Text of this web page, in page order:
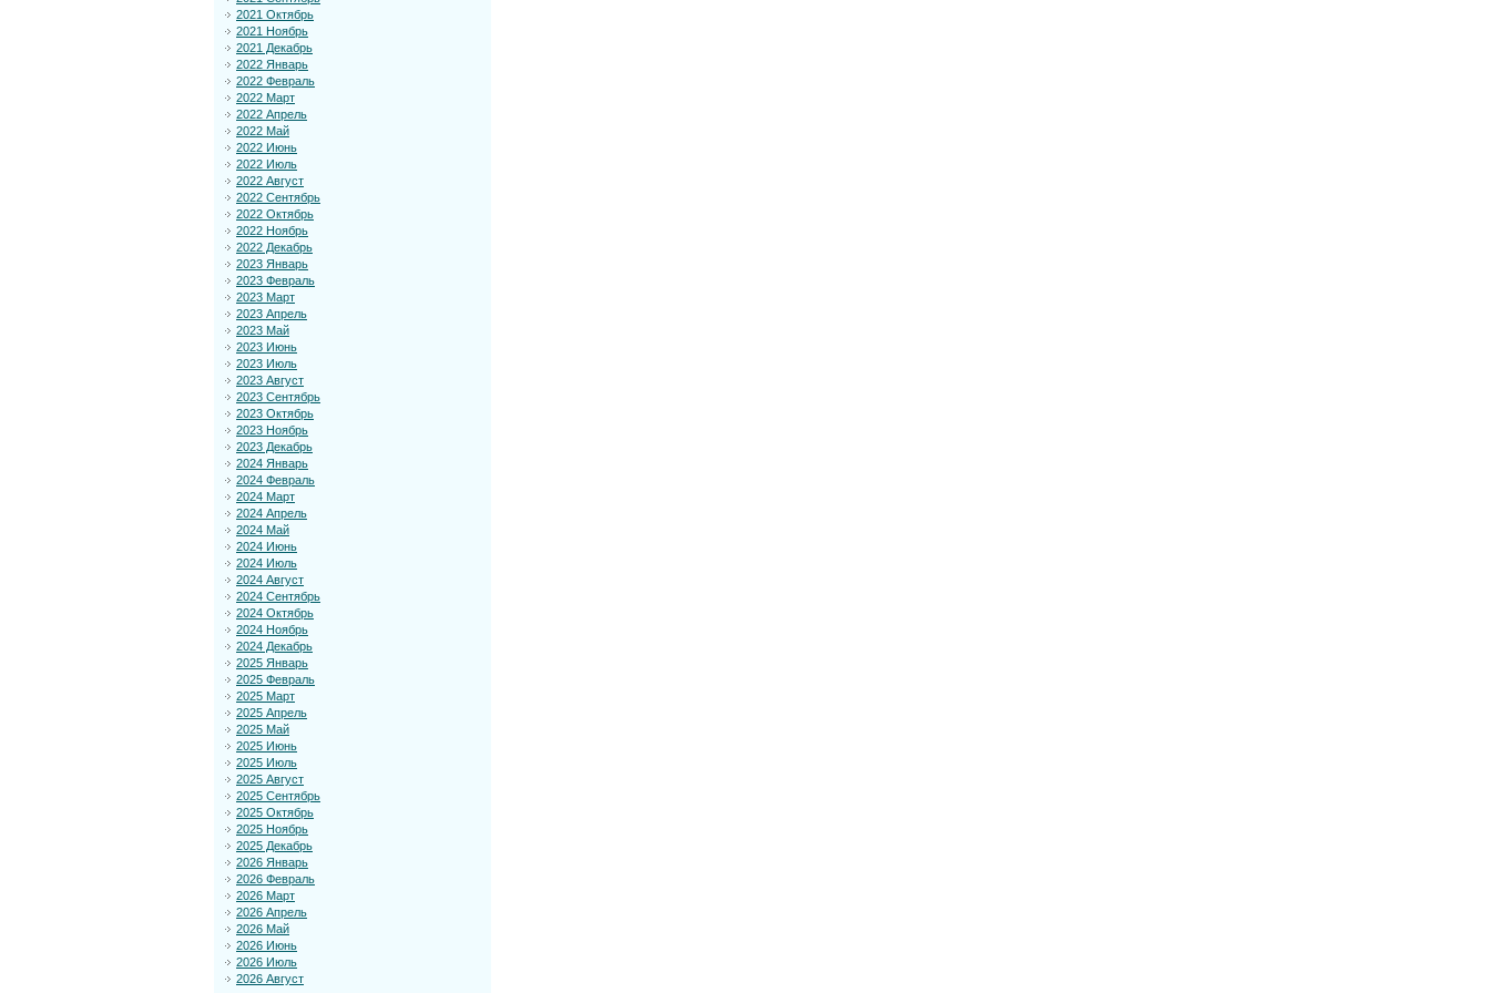
2021 Октябрь
2021 Ноябрь
2021 Декабрь
2022 Январь
2022 Февраль
2022 Март
2022 Апрель
2022 Май
2022 Июнь
2022 Июль
2022 Август
2022 Сентябрь
2022 Октябрь
2022 Ноябрь
2022 Декабрь
2023 Январь
2023 Февраль
2023 Март
2023 Апрель
2023 Май
2023 Июнь
2023 Июль
2023 Август
2023 Сентябрь
2023 Октябрь
2023 Ноябрь
2023 Декабрь
2024 Январь
2024 Февраль
2024 Март
2024 Апрель
2024 Май
2024 Июнь
2024 Июль
2024 Август
2024 Сентябрь
2024 Октябрь
2024 Ноябрь
2024 Декабрь
2025 Январь
2025 Февраль
2025 Март
2025 Апрель
2025 Май
2025 Июнь
2025 Июль
2025 Август
2025 Сентябрь
2025 Октябрь
2025 Ноябрь
2025 Декабрь
2026 Январь
2026 Февраль
2026 Март
2026 Апрель
2026 Май
2026 Июнь
2026 Июль
2026 Август